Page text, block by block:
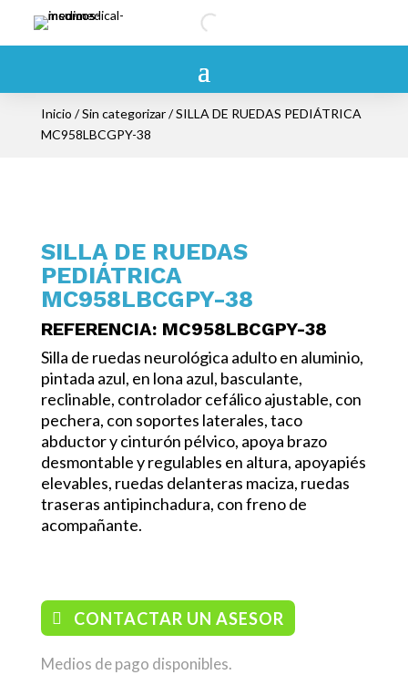
Inicio /Sin categorizar/ SILLA DE RUEDAS PEDIÁTRICA
MC958LBCGPY-38
SILLA DE RUEDAS
PEDIÁTRICA
MC958LBCGPY-38
REFERENCIA: MC958LBCGPY-38
Silla de ruedas neurológica adulto en aluminio,
pintada azul, en lona azul, basculante,
reclinable, controlador cefálico ajustable, con
pechera, con soportes laterales, taco
abductor y cinturón pélvico, apoya brazo
desmontable y regulables en altura, apoyapiés
elevables, ruedas delanteras maciza, ruedas
traseras antipinchadura, con freno de
acompañante.
CONTACTAR UN ASESOR
Medios de pago disponibles.